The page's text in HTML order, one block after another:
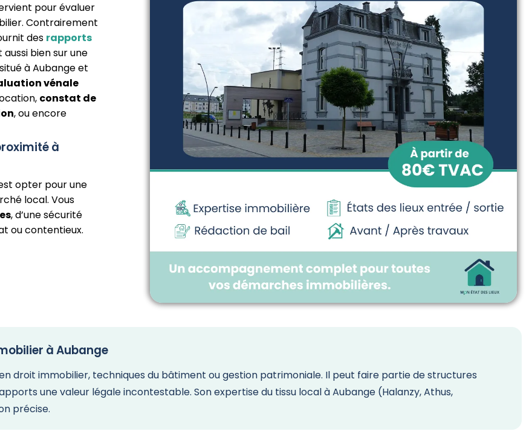
pour évaluer
Contrairement
des rapports
bien sur une
à Aubange et
vénale
constat de
, ou encore
à
opter pour une
local. Vous
, d’une sécurité
ou contentieux.
à Aubange
droit immobilier, techniques du bâtiment ou gestion patrimoniale. Il peut faire partie de structures
une valeur légale incontestable. Son expertise du tissu local à Aubange (Halanzy, Athus,
précise.